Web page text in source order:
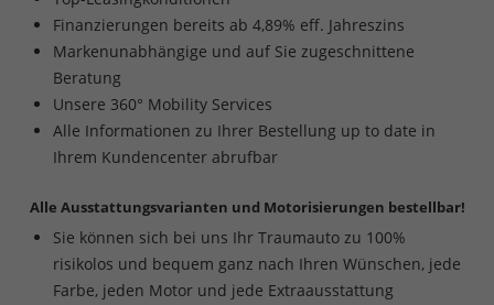
Finanzierungen bereits ab 4,89% eff. Jahreszins
Markenunabhängige und auf Sie zugeschnittene
Beratung
Unsere 360° Mobility Services
Alle Informationen zu Ihrer Bestellung up to date in
Ihrem Kundencenter abrufbar
Alle Ausstattungsvarianten und Motorisierungen bestellbar!
Sie können sich bei uns Ihr Traumauto zu 100%
risikolos und bequem ganz nach Ihren Wünschen, jede
Farbe, jeden Motor und jede Extraausstattung